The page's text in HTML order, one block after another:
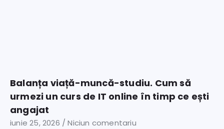
Balanța viață-muncă-studiu. Cum să
urmezi un curs de IT online în timp ce ești
angajat
iunie 25, 2026 Niciun comentariu